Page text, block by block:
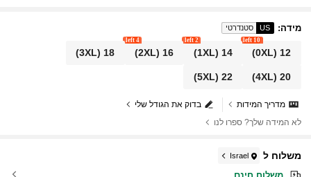
מידה:
US סטנדרטי
12
(0XL)
10 left
14
(1XL)
2 left
16
(2XL)
4 left
18
(3XL)
20
(4XL)
22
(5XL)
בדוק את הגודל שלי
מדריך המידות
לא המידה שלך? ספרו לנו
משלוח ל Israel